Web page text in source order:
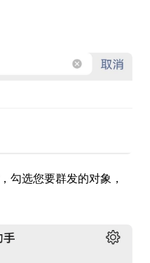
，勾选您要群发的对象，